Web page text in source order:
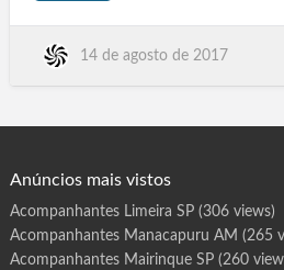
MG. Aracaju SE. Florianópolis SC,
t
r
e
r
m
a
r
s
14 de agosto de 2017
Anúncios mais vistos
Acompanhantes Limeira SP(306 views)
Acompanhantes Manacapuru AM (265
Acompanhantes Mairinque SP(260